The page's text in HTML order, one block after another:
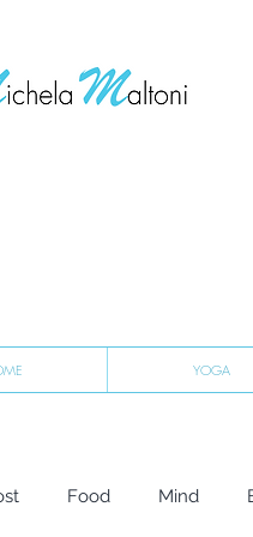
YOGA
Food Mind